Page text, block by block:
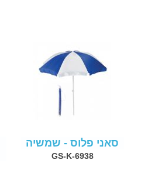
סאני פלוס - שמשיה
GS-K-6938